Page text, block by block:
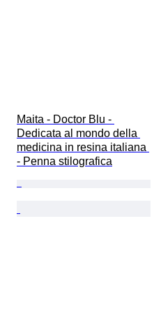
Maita - Doctor Blu -
Dedicata al mondo della
medicina in resina italiana
- Penna stilografica